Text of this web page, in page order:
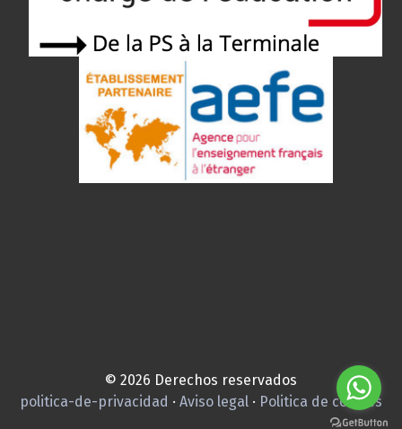
© 2026 Derechos reservados
politica-de-privacidad · Aviso legal · Politica de cookies